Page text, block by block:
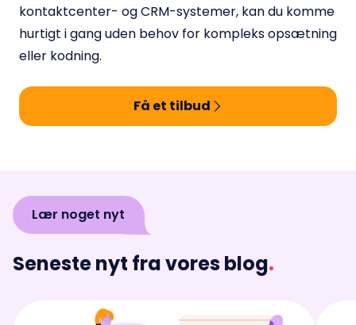
kontaktcenter- og CRM-systemer, kan du komme
hurtigt i gang uden behov for kompleks opsætning
eller kodning.
Få et tilbud
Lær noget nyt
Seneste nyt fra vores blog.